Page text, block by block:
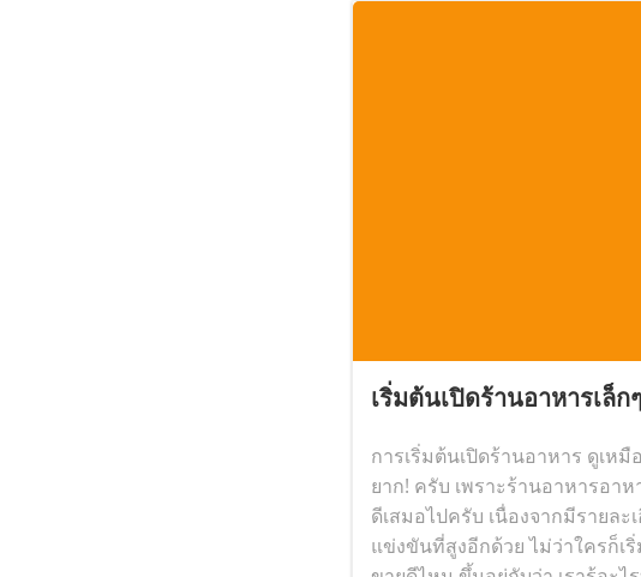
เริ่มต้นเปิดร้านอาหารเล็ก
การเริ่มต้นเปิดร้านอาหาร ดูเหมื
ยาก! ครับ เพราะร้านอาหารอา
ดีเสมอไปครับ เนื่องจากมีรายละ
แข่งขันที่สูงอีกด้วย ไม่ว่าใครก็เ